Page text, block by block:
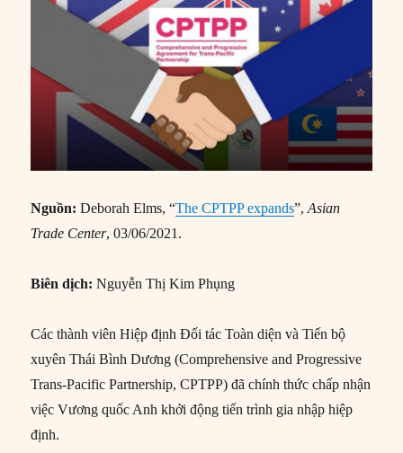
Nguồn: Deborah Elms, “The CPTPP expands”,Asian
Trade Center, 03/06/2021.
Biên dịch:Nguyễn Thị Kim Phụng
Các thành viên Hiệp định Đối tác Toàn diện và Tiến bộ
xuyên Thái Bình Dương (Comprehensive and Progressive
Trans-Pacific Partnership, CPTPP) đã chính thức chấp nhận
việc Vương quốc Anh khởi động tiến trình gia nhập hiệp
định.